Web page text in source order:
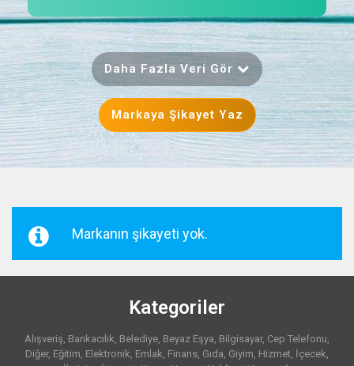
Daha Fazla Veri Gör
Markaya Şikayet Yaz
Markanın şikayeti yok.
Kategoriler
Alışveriş Bankacılık Belediye Beyaz Eşya Bilgisayar Cep Telefonu
Diğer Eğitim Elektronik Emlak Finans Gıda Giyim Hizmet İçecek